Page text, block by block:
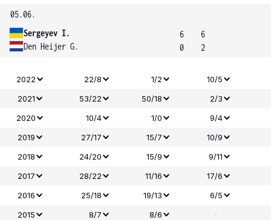
05.06.
Sergeyev I.
Den Heijer G.
6
0
6
2
2022 22/8 1/2
10/5
2021
53/22 50/18
2/3
2020
10/4 1/0
9/4
2019
27/17 15/7
10/9
2018
24/20 15/9
9/11
2017
28/22 11/16
17/6
2016
25/18 19/13
6/5
2015
8/7 8/6 -